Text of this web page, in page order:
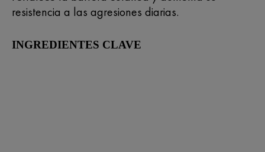
resistencia a las agresiones diarias.
INGREDIENTES CLAVE